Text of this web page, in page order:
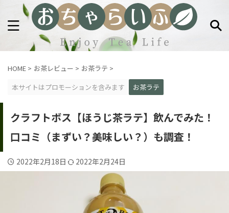
HOME > お茶レビュー > お茶ラテ >
本サイトはプロモーションを含みます
お茶ラテ
クラフトボス【ほうじ茶ラテ】飲んでみた！
口コミ（まずい？美味しい？）も調査！
2022年2月18日 2022年2月24日